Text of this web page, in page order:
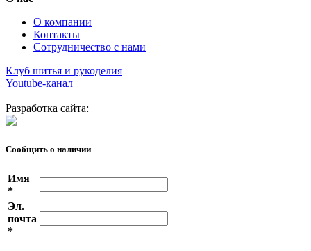
О компании
Контакты
Сотрудничество с нами
Клуб шитья и рукоделия
Youtube-канал
Разработка сайта:
Сообщить о наличии
Имя
*
Эл.
почта
*